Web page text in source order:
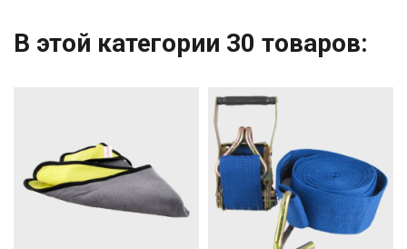
В этой категории 30 товаров: